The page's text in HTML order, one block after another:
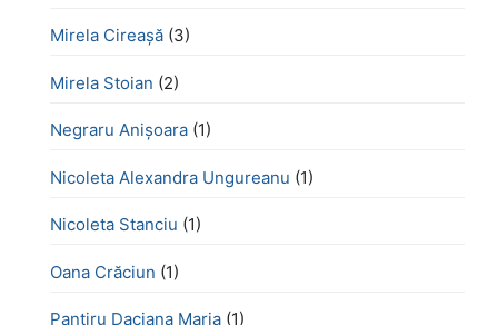
Mirela Cireașă (3)
Mirela Stoian (2)
Negraru Anișoara (1)
Nicoleta Alexandra Ungureanu (1)
Nicoleta Stanciu (1)
Oana Crăciun (1)
Panțiru Daciana Maria (1)